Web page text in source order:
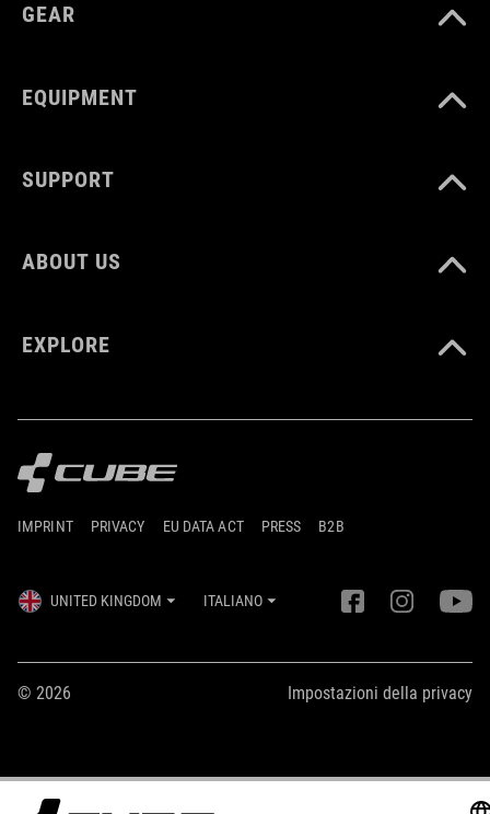
GEAR
EQUIPMENT
SUPPORT
ABOUT US
EXPLORE
IMPRINT PRIVACY EU DATA ACT PRESS B2B
UNITED KINGDOM ITALIANO
© 2026 Impostazioni della privacy